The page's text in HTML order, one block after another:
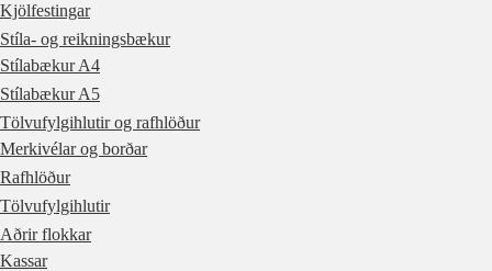
Kjölfestingar
Stíla- og reikningsbækur
Stílabækur A4
Stílabækur A5
Tölvufylgihlutir og rafhlöður
Merkivélar og borðar
Rafhlöður
Tölvufylgihlutir
Aðrir flokkar
Kassar